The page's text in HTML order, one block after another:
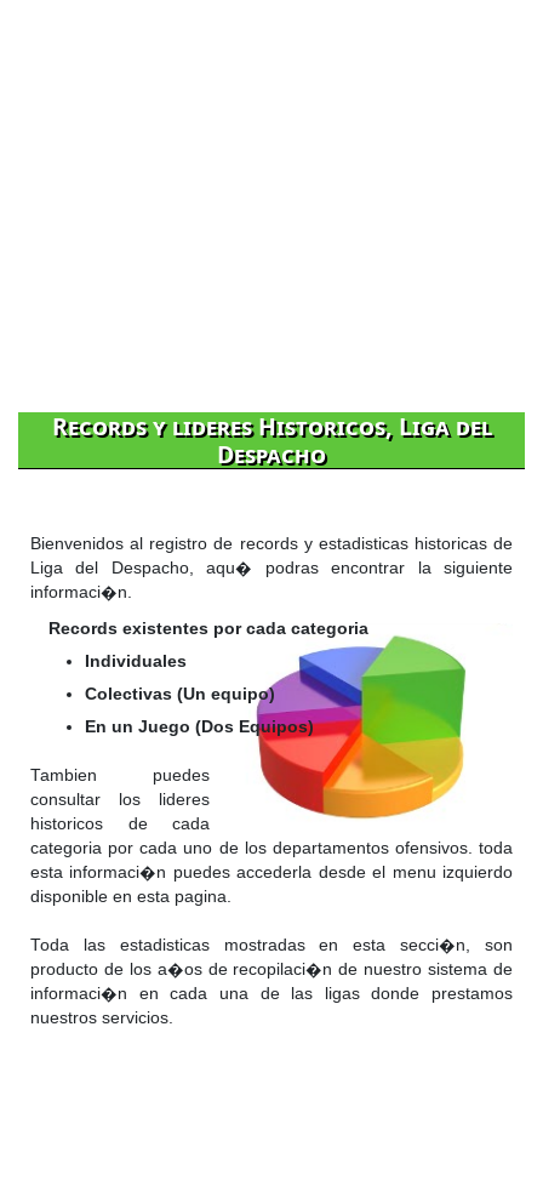
Records y lideres Historicos, Liga del
Despacho
Bienvenidos al registro de records y estadisticas historicas de
Liga del Despacho, aqu� podras encontrar la siguiente
informaci�n.
Records existentes por cada categoria
Individuales
Colectivas (Un equipo)
En un Juego (Dos Equipos)
Tambien puedes
consultar los lideres
historicos de cada
categoria por cada uno de los departamentos ofensivos. toda
esta informaci�n puedes accederla desde el menu izquierdo
disponible en esta pagina.
Toda las estadisticas mostradas en esta secci�n, son
producto de los a�os de recopilaci�n de nuestro sistema de
informaci�n en cada una de las ligas donde prestamos
nuestros servicios.